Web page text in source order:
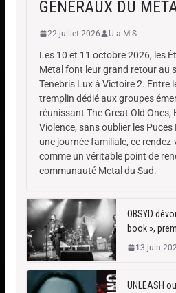
GÉNÉRAUX DU
22 juillet 2026 U.a.M.S
Les 10 et 11 octobre 2026, les
Metal font leur grand retour au
Tenebris Lux à Victoire 2. Entre
tremplin dédié aux groupes
réunissant The Great Old Ones,
Violence, sans oublier les Puces
une journée familiale, ce
comme un véritable point de
communauté Metal du Sud.
OBSYD
book »,
13 juin
UNLEASH